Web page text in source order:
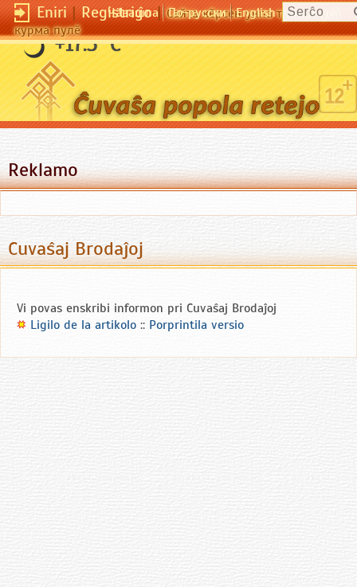
Eniri|Registriĝo|Сайта кӗрсен унпа туллин усӑ
курма пулӗ
Чӑвашла По-русски English
+17.3 °C
Reklamo
Ĉuvaŝaj Brodaĵoj
Vi povas enskribi informon pri Ĉuvaŝaj Brodaĵoj
Ligilo de la artikolo :: Porprintila versio